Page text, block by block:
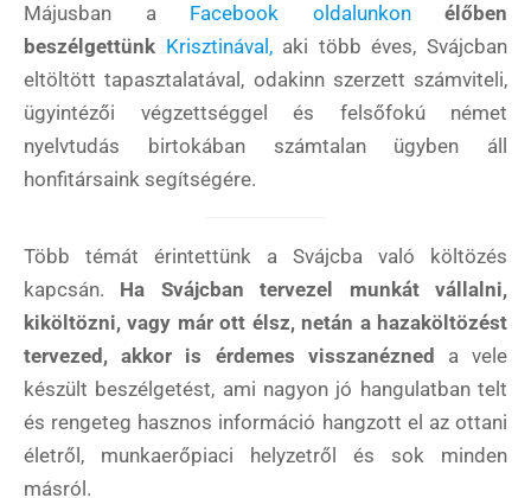
Májusban a Facebook oldalunkon
élőben
beszélgettünk Krisztinával,aki több éves, Svájcban
eltöltött tapasztalatával, odakinn szerzett számviteli,
ügyintézői végzettséggel és felsőfokú német
nyelvtudás birtokában számtalan ügyben áll
honfitársaink segítségére.
Több témát érintettünk a Svájcba való költözés
kapcsán. Ha Svájcban tervezel munkát vállalni,
kiköltözni, vagy már ott élsz, netán a hazaköltözést
tervezed, akkor is érdemes visszanézned a vele
készült beszélgetést, ami nagyon jó hangulatban telt
és rengeteg hasznos információ hangzott el az ottani
életről, munkaerőpiaci helyzetről és sok minden
másról.